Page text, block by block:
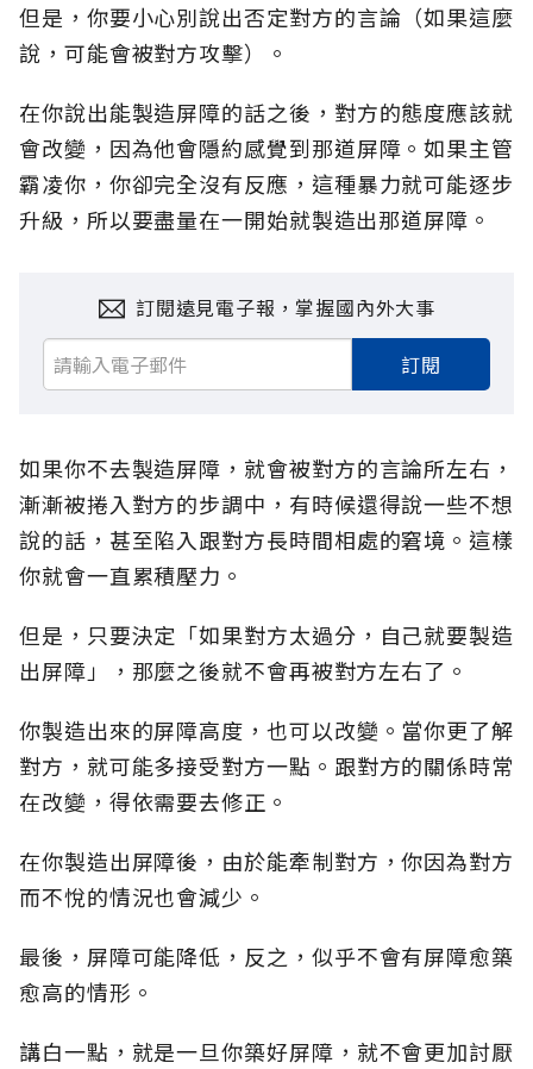
但是，你要小心別說出否定對方的言論（如果這麼
說，可能會被對方攻擊）。
在你說出能製造屏障的話之後，對方的態度應該就
會改變，因為他會隱約感覺到那道屏障。如果主管
霸凌你，你卻完全沒有反應，這種暴力就可能逐步
升級，所以要盡量在一開始就製造出那道屏障。
訂閱遠見電子報，掌握國內外大事
訂閱
如果你不去製造屏障，就會被對方的言論所左右，
漸漸被捲入對方的步調中，有時候還得說一些不想
說的話，甚至陷入跟對方長時間相處的窘境。這樣
你就會一直累積壓力。
但是，只要決定「如果對方太過分，自己就要製造
出屏障」，那麼之後就不會再被對方左右了。
你製造出來的屏障高度，也可以改變。當你更了解
對方，就可能多接受對方一點。跟對方的關係時常
在改變，得依需要去修正。
在你製造出屏障後，由於能牽制對方，你因為對方
而不悅的情況也會減少。
最後，屏障可能降低，反之，似乎不會有屏障愈築
愈高的情形。
講白一點，就是一旦你築好屏障，就不會更加討厭